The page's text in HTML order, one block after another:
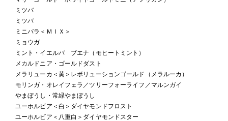
ミツバ
ミツバ
ミニバラ＜ＭＩＸ＞
ミョウガ
ミント・イエルバ ブエナ（モヒートミント）
メカルドニア・ゴールドダスト
メラリューカ＜黄＞レボリューションゴールド（メラルーカ）
モリンガ・オレイフェラ／ツリーフォーライフ／マルンガイ
やまぼうし・常緑やまぼうし
ユーホルビア＜白＞ダイヤモンドフロスト
ユーホルビア＜八重白＞ダイヤモンドスター